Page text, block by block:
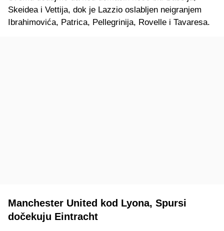
Skeidea i Vettija, dok je Lazzio oslabljen neigranjem
Ibrahimovića, Patrica, Pellegrinija, Rovelle i Tavaresa.
Manchester United kod Lyona, Spursi
dočekuju Eintracht